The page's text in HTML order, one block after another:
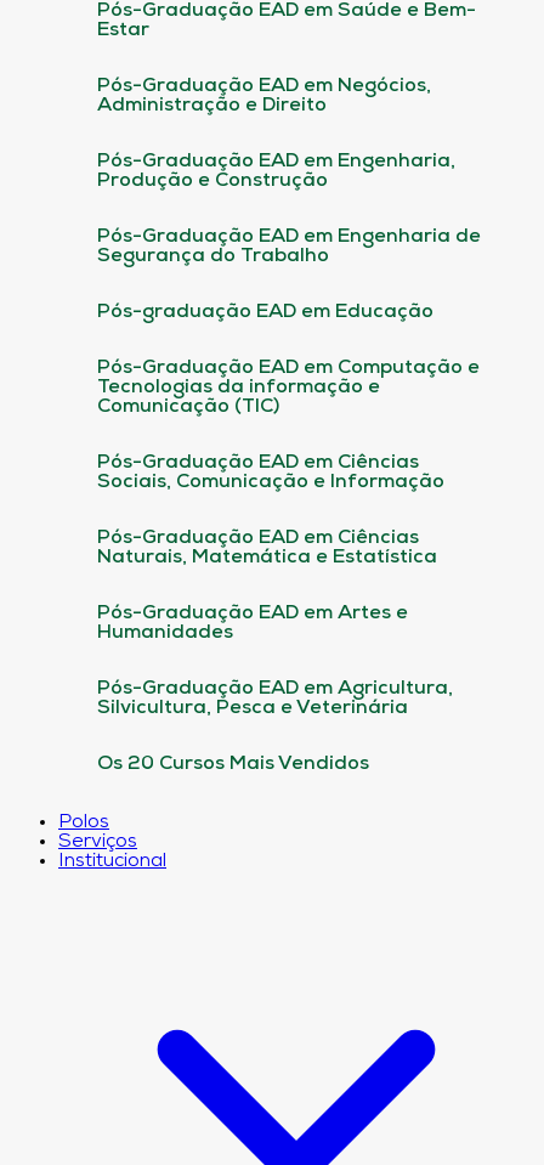
Pós-Graduação EAD em Saúde e Bem-
Estar
Pós-Graduação EAD em Negócios,
Administração e Direito
Pós-Graduação EAD em Engenharia,
Produção e Construção
Pós-Graduação EAD em Engenharia de
Segurança do Trabalho
Pós-graduação EAD em Educação
Pós-Graduação EAD em Computação e
Tecnologias da informação e
Comunicação (TIC)
Pós-Graduação EAD em Ciências
Sociais, Comunicação e Informação
Pós-Graduação EAD em Ciências
Naturais, Matemática e Estatística
Pós-Graduação EAD em Artes e
Humanidades
Pós-Graduação EAD em Agricultura,
Silvicultura, Pesca e Veterinária
Os 20 Cursos Mais Vendidos
Polos
Serviços
Institucional